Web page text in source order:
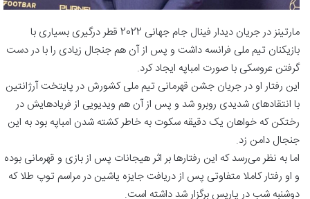
مارتینز در جریان دیدار فینال جام جهانی 2022 قطر درگیری بسیاری با
بازیکنان تیم ملی فرانسه داشت و پس از آن هم جنجال زیادی را با در دست
گرفتن عروسکی با صورت امباپه ایجاد کرد.
این رفتار او در جریان جشن قهرمانی تیم ملی کشورش در پایتخت آرژانتین
با انتقادهای شدیدی روبرو شد و پس از آن هم ویدیویی از فریادهایش در
رختکن که خواهان یک دقیقه سکوت به خاطر کشته شدن امباپه بود به این
جنجال دامن زد.
اما به نظر می‌رسد که این رفتارها بر اثر هیجانات پس از بازی و قهرمانی بوده
و او رفتار کاملا متفاوتی پس از دریافت جایزه یاشین در مراسم توپ طلا که
دوشنبه شب در پاریس برگزار شد داشته است.